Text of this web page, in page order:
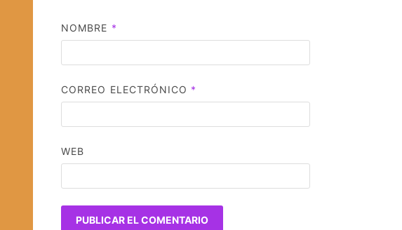
NOMBRE *
CORREO ELECTRÓNICO *
WEB